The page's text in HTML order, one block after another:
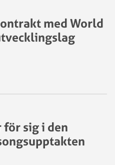
med World
för sig i den